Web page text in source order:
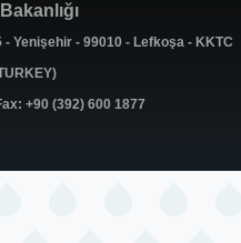
Yenişehir - 99010 - Lefkoşa - KKTC
+90 (392) 600 1877